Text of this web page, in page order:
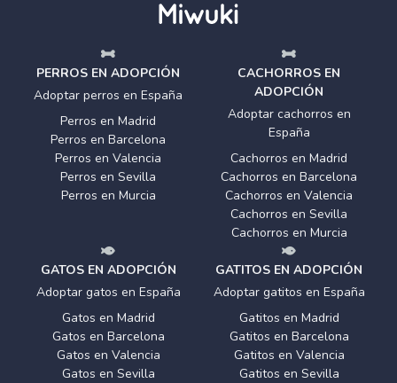
PERROS EN ADOPCIÓN
Adoptar perros en España
Perros en Madrid
Perros en Barcelona
Perros en Valencia
Perros en Sevilla
Perros en Murcia
CACHORROS EN
ADOPCIÓN
Adoptar cachorros en
España
Cachorros en Madrid
Cachorros en Barcelona
Cachorros en Valencia
Cachorros en Sevilla
Cachorros en Murcia
GATOS EN ADOPCIÓN
Adoptar gatos en España
Gatos en Madrid
Gatos en Barcelona
Gatos en Valencia
Gatos en Sevilla
GATITOS EN ADOPCIÓN
Adoptar gatitos en España
Gatitos en Madrid
Gatitos en Barcelona
Gatitos en Valencia
Gatitos en Sevilla